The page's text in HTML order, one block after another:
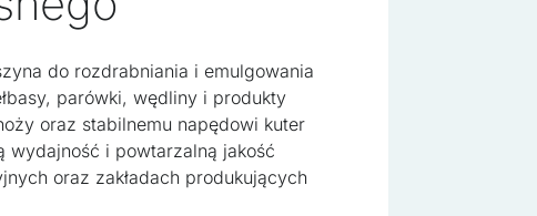
do rozdrabniania i emulgowania
parówki, wędliny i produkty
oraz stabilnemu napędowi kuter
wydajność i powtarzalną jakość
oraz zakładach produkujących